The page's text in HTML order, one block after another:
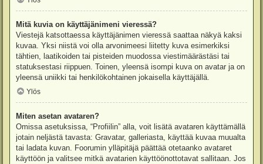
Mitä kuvia on käyttäjänimeni vieressä?
Viestejä katsottaessa käyttäjänimen vieressä saattaa näkyä kaksi
kuvaa. Yksi niistä voi olla arvonimeesi liitetty kuva esimerkiksi
tähtien, laatikoiden tai pisteiden muodossa viestimäärästäsi tai
statuksestasi riippuen. Toinen, yleensä isompi kuva on avatar ja on
yleensä uniikki tai henkilökohtainen jokaisella käyttäjällä.
Ylös
Miten asetan avataren?
Omissa asetuksissa, “Profiilin” alla, voit lisätä avataren käyttämällä
jotain neljästä tavasta: Gravatar, galleriasta, käyttää kuvaa muualta
tai ladata kuvan. Foorumin ylläpitäjä päättää otetaanko avataret
käyttöön ja valitsee mitkä avatarien käyttöönottotavat sallitaan. Jos